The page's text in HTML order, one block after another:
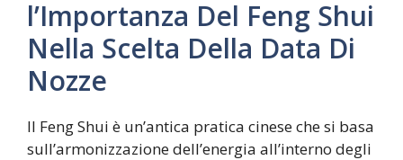
l’Importanza Del Feng Shui
Nella Scelta Della Data Di
Nozze
Il Feng Shui è un’antica pratica cinese che si basa
sull’armonizzazione dell’energia all’interno degli